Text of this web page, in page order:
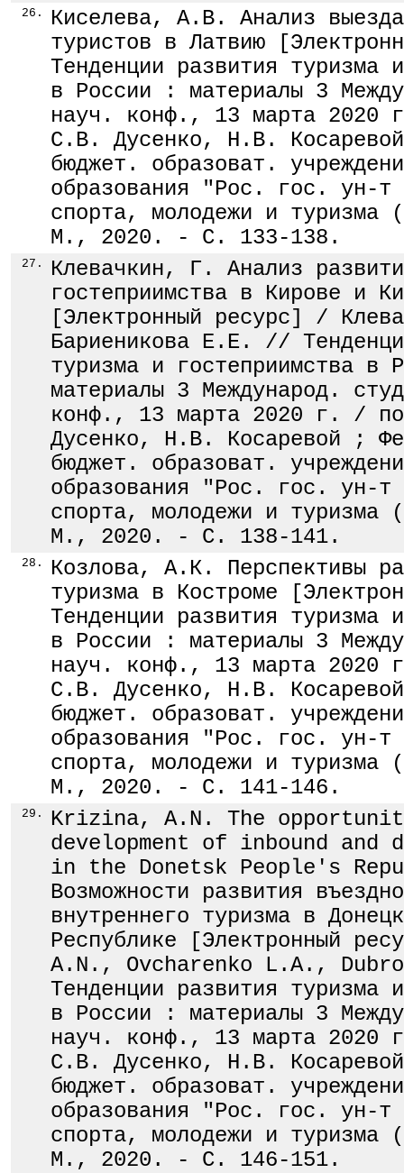
26.
Киселева, А.В. Анализ
туристов в Латвию
Тенденции развития туризма
в России : материалы 3
науч. конф., 13 марта
С.В. Дусенко, Н.В.
бюджет. образоват.
образования "Рос. гос. ун-т
спорта, молодежи и
М., 2020. - С. 133-138.
27.
Клевачкин, Г. Анализ
гостеприимства в Кирове и
[Электронный ресурс] /
Бариеникова Е.Е. //
туризма и гостеприимства в
материалы 3 Международ.
конф., 13 марта 2020 г. /
Дусенко, Н.В. Косаревой ;
бюджет. образоват.
образования "Рос. гос. ун-т
спорта, молодежи и
М., 2020. - С. 138-141.
28.
Козлова, А.К. Перспективы
туризма в Костроме
Тенденции развития туризма
в России : материалы 3
науч. конф., 13 марта
С.В. Дусенко, Н.В.
бюджет. образоват.
образования "Рос. гос. ун-т
спорта, молодежи и
М., 2020. - С. 141-146.
29.
Krizina, A.N. The
development of inbound and
in the Donetsk People's
Возможности развития
внутреннего туризма в
Республике [Электронный
A.N., Ovcharenko L.A.,
Тенденции развития туризма
в России : материалы 3
науч. конф., 13 марта
С.В. Дусенко, Н.В.
бюджет. образоват.
образования "Рос. гос. ун-т
спорта, молодежи и
М., 2020. - С. 146-151.